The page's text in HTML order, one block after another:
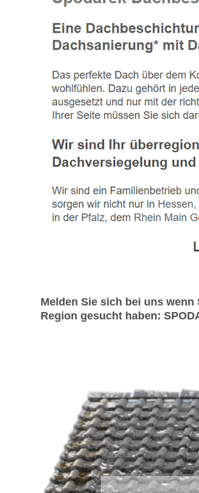
Melden Sie sich bei uns
Region gesucht haben: